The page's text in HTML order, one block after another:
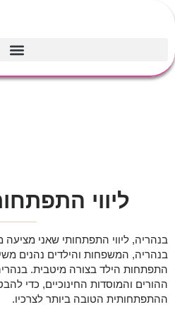
ליווי
בנהריה, ליווי התפתחותי שאני
בנהריה, המשפחות והילדים נהנים
התפתחות הילד בצורה מיטבית.
ההורים והמוסדות החינוכיים, כדי
ההתפתחותית הטובה ביותר לצרכיו.